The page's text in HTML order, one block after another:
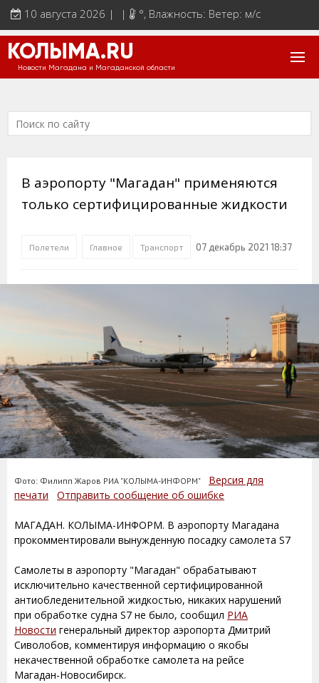
10 августа 2026 | | °, Влажность: Ветер: м/с
КОЛЫМА.RU
Новости Магадана и Магаданской области
В аэропорту "Магадан" применяются
только сертифицированные жидкости
Полетели Главное Транспорт 07 декабрь 2021 18:37
Фото: Филипп Жаров РИА "КОЛЫМА-ИНФОРМ" Версия для
печати
Отправить сообщение об ошибке
МАГАДАН. КОЛЫМА-ИНФОРМ. В аэропорту Магадана
прокомментировали вынужденную посадку самолета S7
Самолеты в аэропорту "Магадан" обрабатывают
исключительно качественной сертифицированной
антиобледенительной жидкостью, никаких нарушений
при обработке судна S7 не было, сообщил РИА
Новости генеральный директор аэропорта Дмитрий
Сиволобов, комментируя информацию о якобы
некачественной обработке самолета на рейсе
Магадан-Новосибирск.